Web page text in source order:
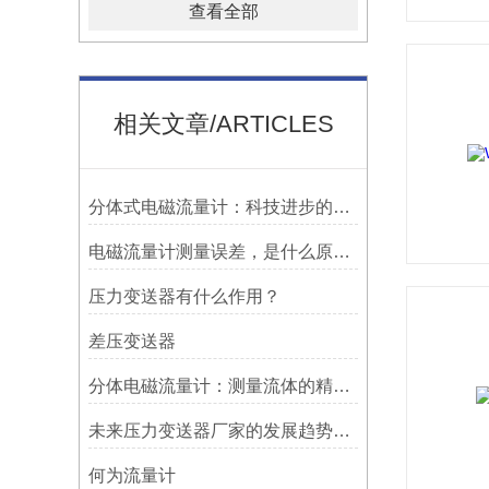
查看全部
相关文章/ARTICLES
分体式电磁流量计：科技进步的代表
电磁流量计测量误差，是什么原因造成?
压力变送器有什么作用？
差压变送器
分体电磁流量计：测量流体的精确利器
未来压力变送器厂家的发展趋势和挑战
何为流量计